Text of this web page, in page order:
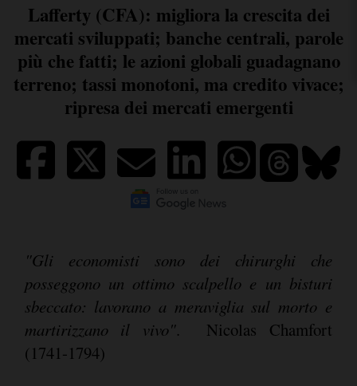
Lafferty (CFA): migliora la crescita dei
mercati sviluppati; banche centrali, parole
più che fatti; le azioni globali guadagnano
terreno; tassi monotoni, ma credito vivace;
ripresa dei mercati emergenti
"Gli economisti sono dei chirurghi che
posseggono un ottimo scalpello e un bisturi
sbeccato: lavorano a meraviglia sul morto e
martirizzano il vivo". Nicolas Chamfort
(1741-1794)